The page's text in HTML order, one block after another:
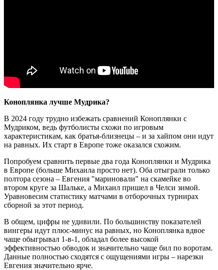
Коноплянка лучше Мудрика?
В 2024 году трудно избежать сравнений Коноплянки с
Мудриком, ведь футболисты схожи по игровым
характеристикам, как братья-близнецы – и за хайпом они идут
на равных. Их старт в Европе тоже оказался схожим.
Попробуем сравнить первые два года Коноплянки и Мудрика
в Европе (больше Михаила просто нет). Оба отыграли только
полтора сезона – Евгения "мариновали" на скамейке во
втором круге за Шальке, а Михаил пришел в Челси зимой.
Уравновесим статистику матчами в отборочных турнирах
сборной за этот период.
В общем, цифры не удивили. По большинству показателей
вингеры идут плюс-минус на равных, но Коноплянка вдвое
чаще обыгрывал 1-в-1, обладал более высокой
эффективностью обводок и значительно чаще бил по воротам.
Данные полностью сходятся с ощущениями игры – нарезки
Евгения значительно ярче.